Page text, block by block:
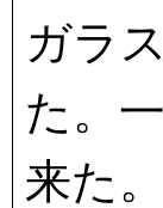
ガラ
た。
来た。